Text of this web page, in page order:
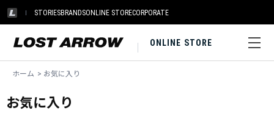
STORIESBRANDSONLINE STORECORPORATE
ONLINE STORE
ホーム > お気に入り
お気に入り